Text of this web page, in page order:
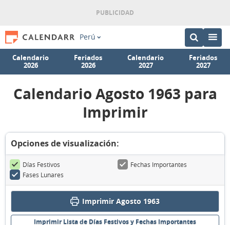
Perú
Calendario
2026
Feriados
2026
Calendario
2027
Feriados
2027
Calendario Agosto 1963 para
Imprimir
Opciones de visualización:
Días Festivos
Fechas Importantes
Fases Lunares
Imprimir Agosto 1963
Imprimir Lista de Días Festivos y Fechas Importantes